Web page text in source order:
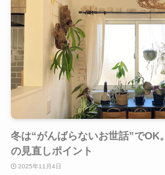
冬は“がんばらないお世話”でOK
の見直しポイント
2025年11月4日